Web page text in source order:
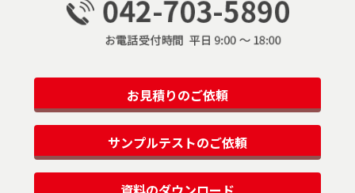
お見積りのご依頼
サンプルテストのご依頼